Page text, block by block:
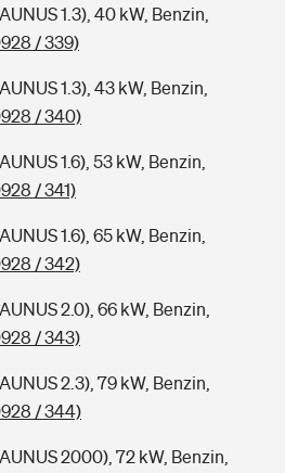
für deine Kids
eingestuft
1.3), 40 kW, Benzin,
/ 339)
1.3), 43 kW, Benzin,
/ 340)
1.6), 53 kW, Benzin,
/ 341)
1.6), 65 kW, Benzin,
/ 342)
2.0), 66 kW, Benzin,
/ 343)
2.3), 79 kW, Benzin,
/ 344)
2000), 72 kW, Benzin,